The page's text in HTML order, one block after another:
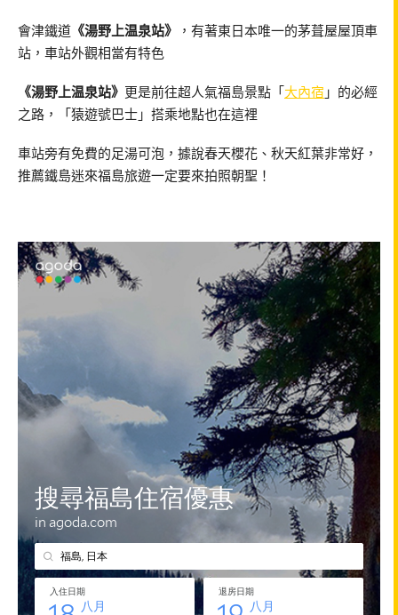
會津鐵道 《湯野上温泉站》
，有著東日本唯一的茅葺屋屋頂車
站，車站外觀相當有特色
《湯野上温泉站》 更是前往超人氣福島景點「大內宿 」的必經
之路，「猿遊號巴士」搭乘地點也在這裡
車站旁有免費的足湯可泡，據說春天櫻花、秋天紅葉非常好，
推薦鐵島迷來福島旅遊一定要來拍照朝聖！